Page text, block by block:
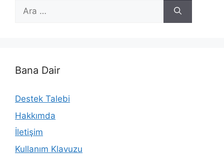
için
Bana Dair
Destek Talebi
Hakkımda
İletişim
Kullanım Klavuzu